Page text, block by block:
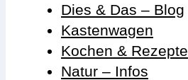
Dies & Das – Blog
Kastenwagen
Kochen & Rezepte
Natur – Infos